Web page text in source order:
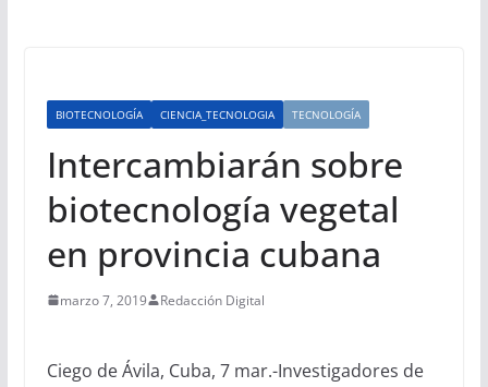
BIOTECNOLOGÍA CIENCIA_TECNOLOGIA TECNOLOGÍA
Intercambiarán sobre
biotecnología vegetal
en provincia cubana
marzo 7, 2019 Redacción Digital
Ciego de Ávila, Cuba, 7 mar.-Investigadores de